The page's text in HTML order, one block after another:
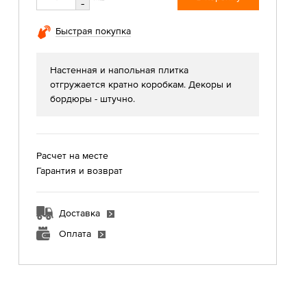
-
Быстрая покупка
Настенная и напольная плитка
отгружается кратно коробкам. Декоры и
бордюры - штучно.
Расчет на месте
Гарантия и возврат
Доставка
Оплата